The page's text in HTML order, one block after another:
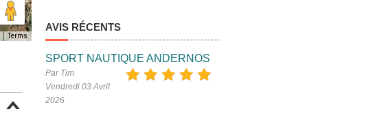
Terms
AVIS RÉCENTS
SPORT NAUTIQUE ANDERNOS
Par Tim
Vendredi 03 Avril
2026